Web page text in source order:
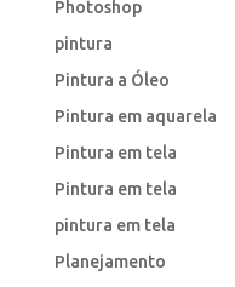
Photoshop
pintura
Pintura a Óleo
Pintura em aquarela
Pintura em tela
Pintura em tela
pintura em tela
Planejamento